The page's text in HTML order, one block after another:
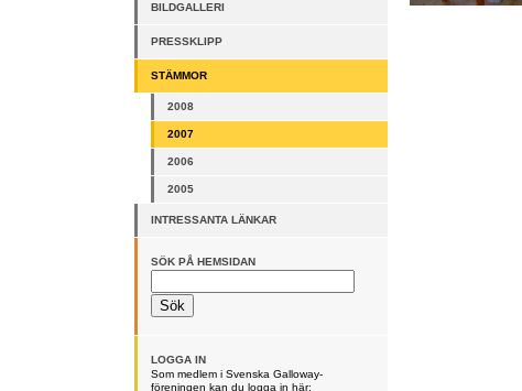
BILDGALLERI
PRESSKLIPP
STÄMMOR
2008
2007
2006
2005
INTRESSANTA LÄNKAR
SÖK PÅ HEMSIDAN
LOGGA IN
Som medlem i Svenska Galloway-
föreningen kan du logga in här: